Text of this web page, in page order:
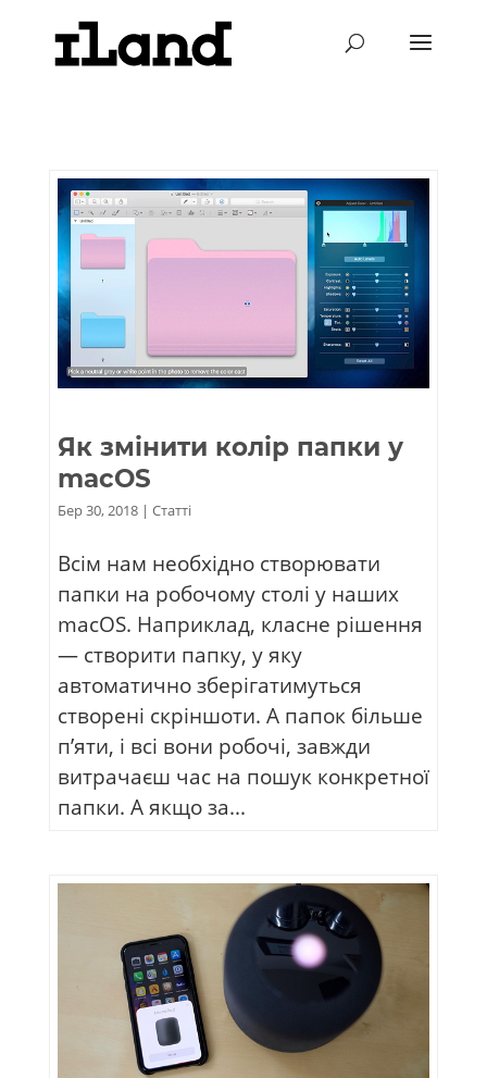
Як змінити колір папки у
macOS
Бер 30, 2018| Статті
Всім нам необхідно створювати
папки на робочому столі у наших
macOS. Наприклад, класне рішення
— створити папку, у яку
автоматично зберігатимуться
створені скріншоти. А папок більше
п’яти, і всі вони робочі, завжди
витрачаєш час на пошук конкретної
папки. А якщо за...